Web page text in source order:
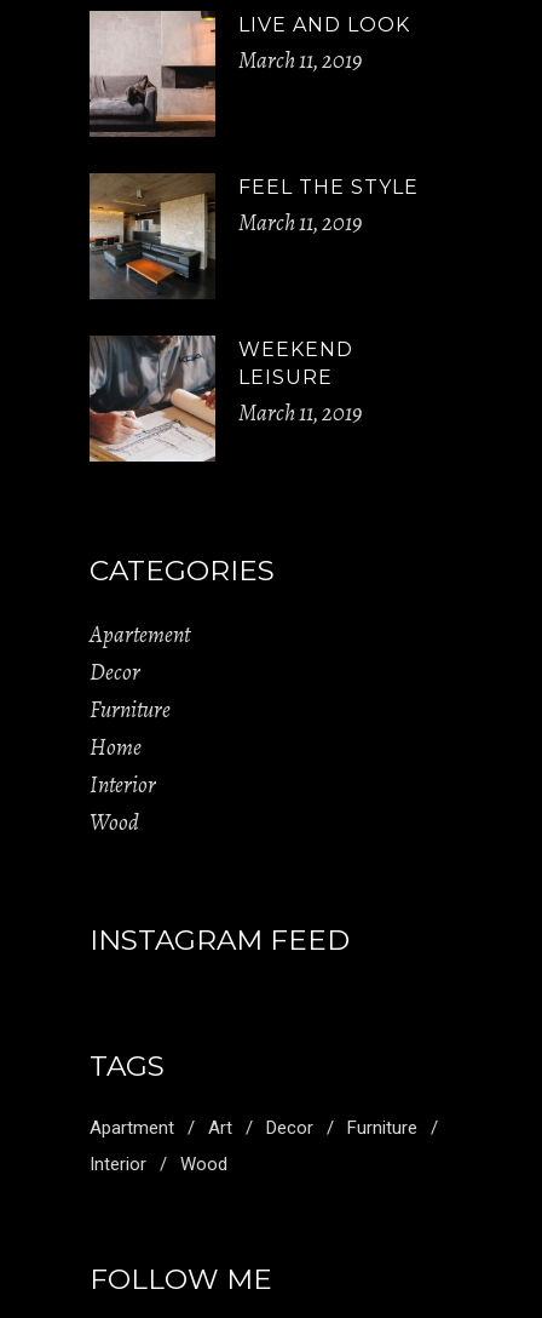
LIVE AND LOOK
March 11, 2019
FEEL THE STYLE
March 11, 2019
WEEKEND
LEISURE
March 11, 2019
CATEGORIES
Apartement
Decor
Furniture
Home
Interior
Wood
INSTAGRAM FEED
TAGS
Apartment Art Decor
Furniture
Interior
Wood
FOLLOW ME